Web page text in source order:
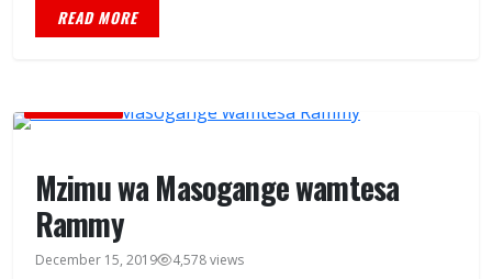
READ MORE
Mzimu wa Masogange wamtesa
Rammy
December 15, 2019 4,578 views